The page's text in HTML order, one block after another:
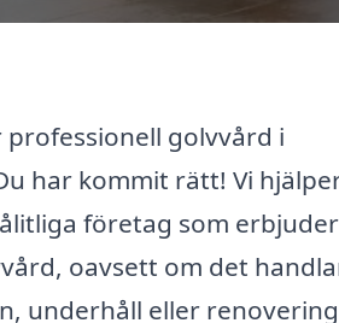
golvvård i
har kommit rätt! Vi
företag som erbjuder
oavsett om det
underhåll eller